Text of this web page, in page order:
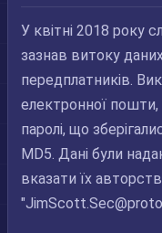
У квітні 2018 року
зазнав витоку
передплатників.
електронної пошти,
паролі, що
MD5. Дані були
вказати їх
"